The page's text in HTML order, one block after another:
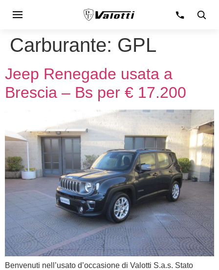
Carburante: GPL
Jeep Renegade usata a
Brescia – Bs per € 17.200
Benvenuti nell’usato d’occasione di Valotti S.a.s. Stato